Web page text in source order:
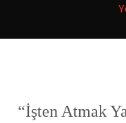
“İşten Atmak